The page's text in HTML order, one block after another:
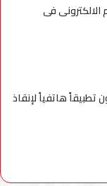
الالكترونى فى
هاتفياً لإنقاذ